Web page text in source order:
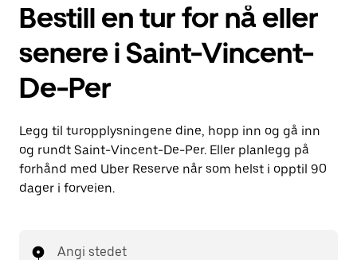
Bestill en tur for nå eller
senere i Saint-Vincent-
De-Per
Legg til turopplysningene dine, hopp inn og gå inn
og rundt Saint-Vincent-De-Per. Eller planlegg på
forhånd med Uber Reserve når som helst i opptil 90
dager i forveien.
Angi stedet